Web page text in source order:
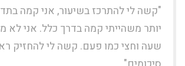
"קשה לי להתרכז בשיעור, אני קמה
יותר משהייתי קמה בדרך כלל. אני לא
שעה וחצי כמו פעם. קשה לי להחזיק